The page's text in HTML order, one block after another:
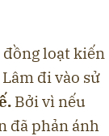
đồng loạt kiến
đi vào sử
Bởi vì nếu
đã phản ánh